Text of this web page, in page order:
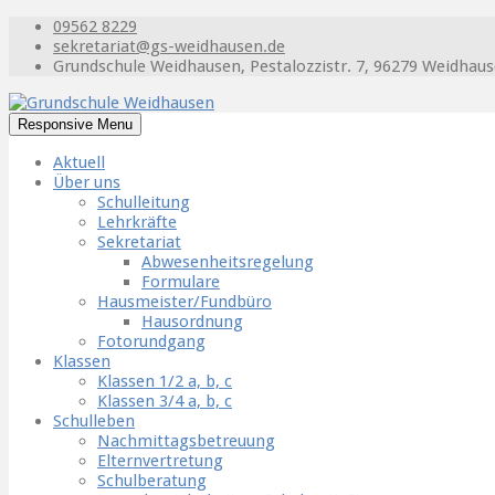
09562 8229
sekretariat@gs-weidhausen.de
Grundschule Weidhausen, Pestalozzistr. 7, 96279
Responsive Menu
Aktuell
Über uns
Schulleitung
Lehrkräfte
Sekretariat
Abwesenheitsregelung
Formulare
Hausmeister/Fundbüro
Hausordnung
Fotorundgang
Klassen
Klassen 1/2 a, b, c
Klassen 3/4 a, b, c
Schulleben
Nachmittagsbetreuung
Elternvertretung
Schulberatung